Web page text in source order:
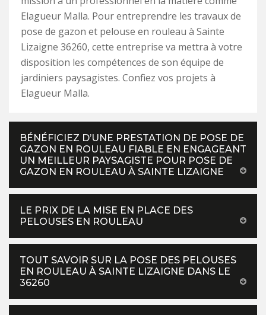
Elagueur Malla. Pour entreprendre les travaux de
pose de gazon et pelouse en rouleau à Sainte
Lizaigne 36260, cette entreprise va mettra à votre
disposition les compétences de son équipe de
jardiniers paysagistes. Confiez vos projets à
Elagueur Malla.
BÉNÉFICIEZ D’UNE PRESTATION DE POSE DE
GAZON EN ROULEAU FIABLE EN ENGAGEANT
UN MEILLEUR PAYSAGISTE POUR POSE DE
GAZON EN ROULEAU À SAINTE LIZAIGNE
LE PRIX DE LA MISE EN PLACE DES
PELOUSES EN ROULEAU
TOUT SAVOIR SUR LA POSE DES PELOUSES
EN ROULEAU À SAINTE LIZAIGNE DANS LE
36260